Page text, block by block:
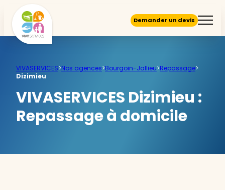
Demander un devis
VIVASERVICES>Nos agences>Bourgoin-Jallieu>Repassage>
Dizimieu
VIVASERVICES Dizimieu :
Repassage à domicile